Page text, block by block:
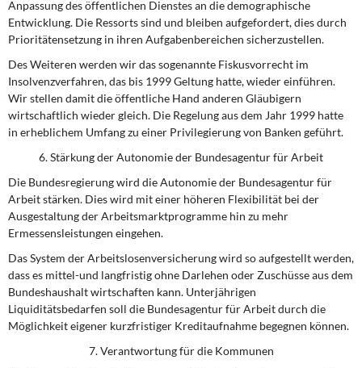
Anpassung des öffentlichen Dienstes an die demographische
Entwicklung. Die Ressorts sind und bleiben aufgefordert, dies durch
Prioritätensetzung in ihren Aufgabenbereichen sicherzustellen.
Des Weiteren werden wir das sogenannte Fiskusvorrecht im
Insolvenzverfahren, das bis 1999 Geltung hatte, wieder einführen.
Wir stellen damit die öffentliche Hand anderen Gläubigern
wirtschaftlich wieder gleich. Die Regelung aus dem Jahr 1999 hatte
in erheblichem Umfang zu einer Privilegierung von Banken geführt.
6. Stärkung der Autonomie der Bundesagentur für Arbeit
Die Bundesregierung wird die Autonomie der Bundesagentur für
Arbeit stärken. Dies wird mit einer höheren Flexibilität bei der
Ausgestaltung der Arbeitsmarktprogramme hin zu mehr
Ermessensleistungen eingehen.
Das System der Arbeitslosenversicherung wird so aufgestellt werden,
dass es mittel-und langfristig ohne Darlehen oder Zuschüsse aus dem
Bundeshaushalt wirtschaften kann. Unterjährigen
Liquiditätsbedarfen soll die Bundesagentur für Arbeit durch die
Möglichkeit eigener kurzfristiger Kreditaufnahme begegnen können.
7. Verantwortung für die Kommunen